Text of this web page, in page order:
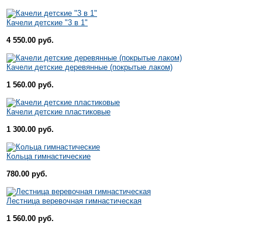
Качели детские "3 в 1"
4 550.00 руб.
Качели детские деревянные (покрытые лаком)
1 560.00 руб.
Качели детские пластиковые
1 300.00 руб.
Кольца гимнастические
780.00 руб.
Лестница веревочная гимнастическая
1 560.00 руб.